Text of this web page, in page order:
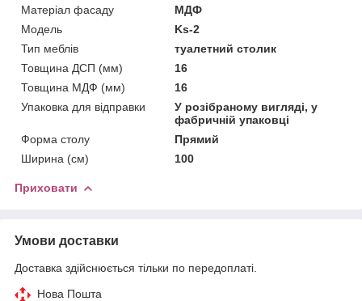
Матеріал фасаду
МДФ
Мoдель
Ks-2
Тип меблів
туалетний столик
Товщина ДСП (мм)
16
Товщина МДФ (мм)
16
Упаковка для відправки
У розібраному вигляді, у
фабричній упаковці
Форма столу
Прямий
Ширина (см)
100
Приховати
Умови доставки
Доставка здійснюється тільки по передоплаті.
Нова Пошта